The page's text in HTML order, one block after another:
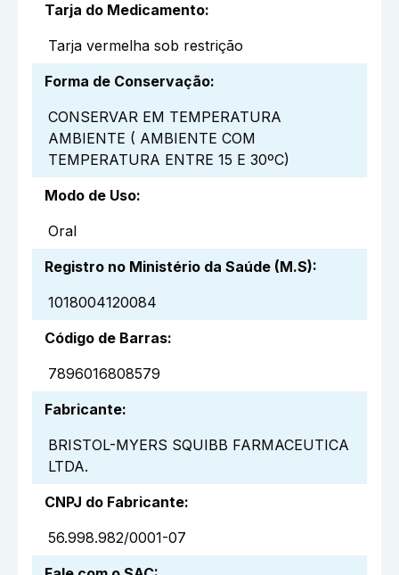
Tarja do Medicamento:
Tarja vermelha sob restrição
Forma de Conservação:
CONSERVAR EM TEMPERATURA
AMBIENTE ( AMBIENTE COM
TEMPERATURA ENTRE 15 E 30ºC)
Modo de Uso:
Oral
Registro no Ministério da Saúde (M.S):
1018004120084
Código de Barras:
7896016808579
Fabricante:
BRISTOL-MYERS SQUIBB FARMACEUTICA
LTDA.
CNPJ do Fabricante:
56.998.982/0001-07